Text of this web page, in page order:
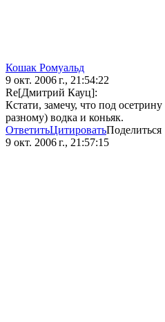
Кошак Ромуальд
9 окт. 2006 г., 21:54:22
Re[Дмитрий Кауц]:
Кстати, замечу, что под
разному) водка и коньяк.
ОтветитьЦитироватьПоделиться
9 окт. 2006 г., 21:57:15